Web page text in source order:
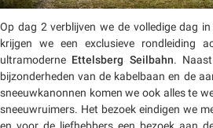
Op dag 2 verblijven we de volledige dag
krijgen we een exclusieve rondleiding
ultramoderne Ettelsberg Seilbahn.
bijzonderheden van de kabelbaan en de
sneeuwkanonnen komen we ook alles te
sneeuwruimers. Het bezoek eindigen we